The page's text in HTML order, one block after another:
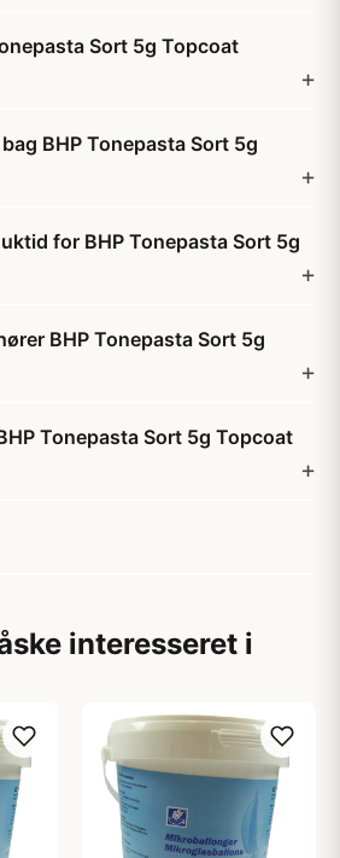
Sort 5g Topcoat
BHP Tonepasta Sort 5g
for BHP Tonepasta Sort 5g
BHP Tonepasta Sort 5g
Tonepasta Sort 5g Topcoat
interesseret i